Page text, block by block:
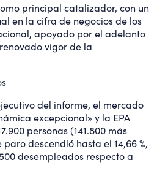
principal catalizador, con un
en la cifra de negocios de los
apoyado por el adelanto
vigor de la
del informe, el mercado
excepcional» y la EPA
personas (141.800 más
descendió hasta el 14,66 %,
desempleados respecto a